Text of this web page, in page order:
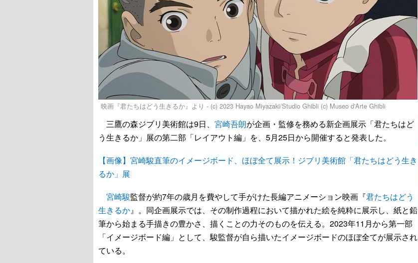
映画『君たちはどう生きるか』より - (c) 2023 Hayao Miyazaki/Studio Ghibli (c) Museo d'Arte Ghibli
三鷹の森ジブリ美術館は9日、 宮崎吾朗が企画・監修を務める新企画展示「君たちはど
う生きるか」展の第二部「レイアウト編」を、5月25日から開催すると発表した。
【画像】宮崎駿直筆のイメージボード、ほぼ全て展示！ジブリ美術館「君たちはどう生き
るか」展
宮崎駿監督が約7年の歳月を費やして手がけた長編アニメーション映画『君たちはどう
生きるか』。同企画展示では、その制作過程において描かれた絵を純粋に展示し、紙と鉛
筆から始まる手描きの豊かさ、描くことの力そのものを伝える。2023年11月から第一部
「イメージボード編」として、駿監督が自ら描いたイメージボードのほぼ全てが展示され
ている。